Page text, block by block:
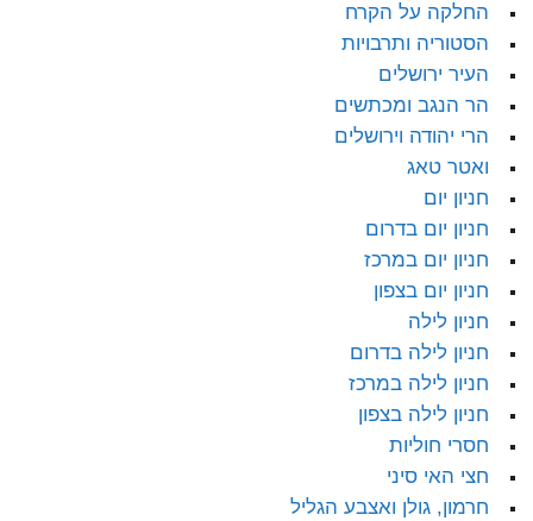
החלקה על הקרח
הסטוריה ותרבויות
העיר ירושלים
הר הנגב ומכתשים
הרי יהודה וירושלים
ואטר טאג
חניון יום
חניון יום בדרום
חניון יום במרכז
חניון יום בצפון
חניון לילה
חניון לילה בדרום
חניון לילה במרכז
חניון לילה בצפון
חסרי חוליות
חצי האי סיני
חרמון, גולן ואצבע הגליל